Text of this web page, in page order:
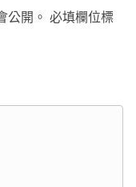
公開。 必填欄位標